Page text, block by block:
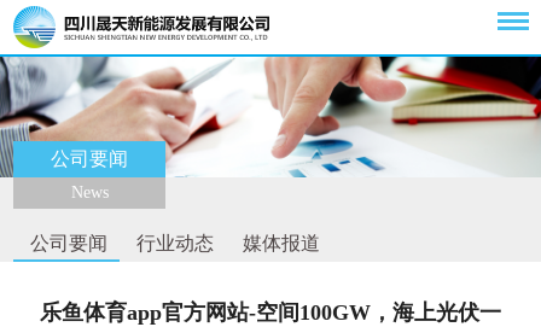
公司要闻
News
公司要闻 行业动态 媒体报道
乐鱼体育app官方网站-空间100GW，海上光伏一